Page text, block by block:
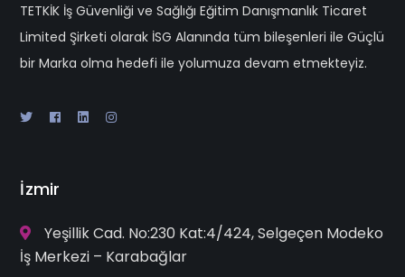
TETKİK İş Güvenliği ve Sağlığı Eğitim Danışmanlık Ticaret
Limited Şirketi olarak İSG Alanında tüm bileşenleri ile Güçlü
bir Marka olma hedefi ile yolumuza devam etmekteyiz.
İzmir
Yeşillik Cad. No:230 Kat:4/424, Selgeçen Modeko
İş Merkezi – Karabağlar